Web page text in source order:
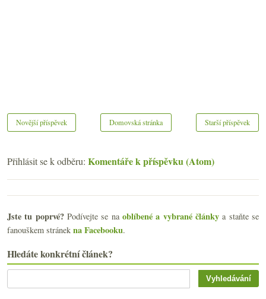
Novější příspěvek Starší příspěvek
Domovská stránka
Přihlásit se k odběru: Komentáře k příspěvku (Atom)
Jste tu poprvé?Podívejte se naoblíbené a vybrané články a staňte se
fanouškem stránek na Facebooku.
Hledáte konkrétní článek?